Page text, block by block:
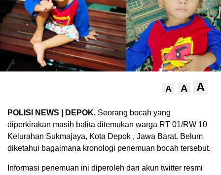
A A A
POLISI NEWS | DEPOK. Seorang bocah yang
diperkirakan masih balita ditemukan warga RT 01/RW 10
Kelurahan Sukmajaya, Kota Depok , Jawa Barat. Belum
diketahui bagaimana kronologi penemuan bocah tersebut.
Informasi penemuan ini diperoleh dari akun twitter resmi